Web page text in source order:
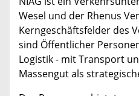
Wesel und der Rhenus
Kerngeschäftsfelder des
sind Öffentlicher
Logistik - mit Transport
Massengut als